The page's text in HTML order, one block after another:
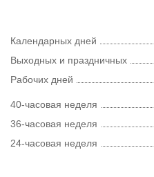
Календарных дней
Выходных и праздничных
Рабочих дней
40-часовая неделя
36-часовая неделя
24-часовая неделя